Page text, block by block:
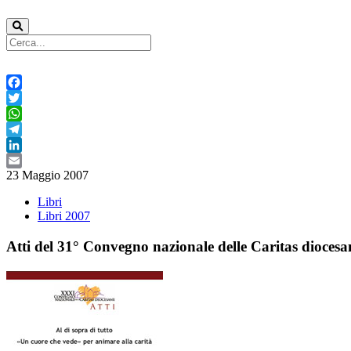
Facebook
Twitter
WhatsApp
Telegram
LinkedIn
Email
23 Maggio 2007
Libri
Libri 2007
Atti del 31° Convegno nazionale delle Caritas